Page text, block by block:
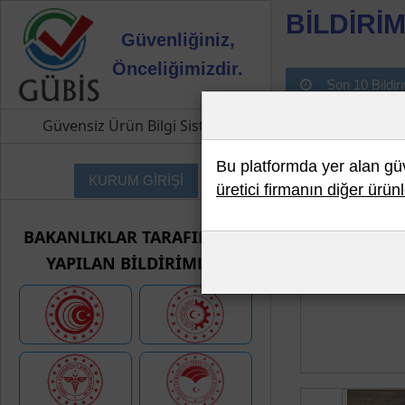
Güvenliğiniz,
Önceliğimizdir.
Güvensiz Ürün Bilgi Sistemi
KURUM GİRİŞİ
BAKANLIKLAR TARAFINDAN
YAPILAN BİLDİRİMLER
Son 10
Bu platformda yer alan
üretici firmanın diğer